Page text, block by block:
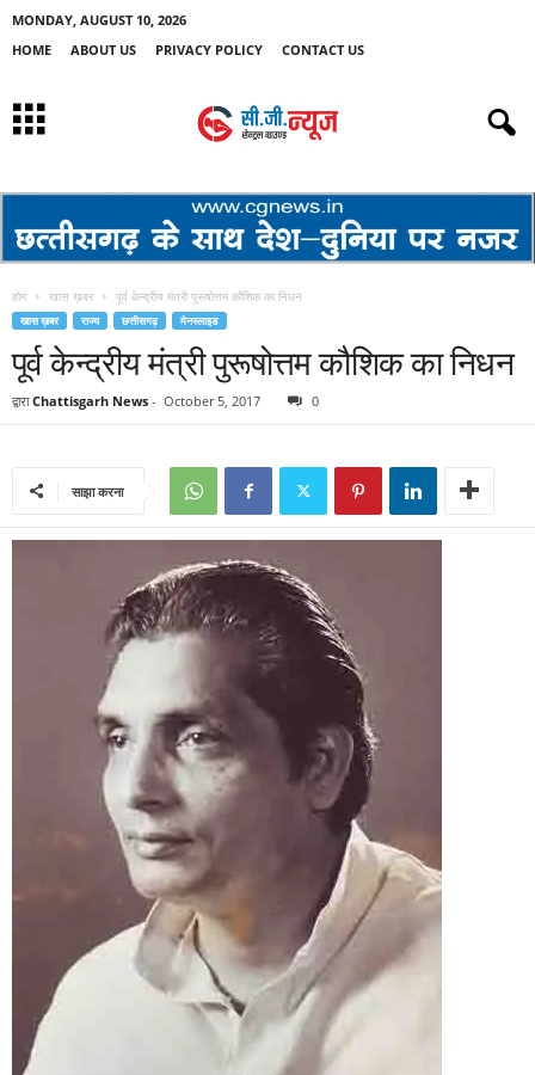
MONDAY, AUGUST 10, 2026
HOME
ABOUT US PRIVACY POLICY CONTACT US
होम खास ख़बर पूर्व केन्द्रीय मंत्री पुरूषोत्तम कौशिक का निधन
खास ख़बर राज्य छत्तीसगढ़ मेनस्लाइड
पूर्व केन्द्रीय मंत्री पुरूषोत्तम कौशिक का निधन
द्वारा Chattisgarh News - October 5, 2017 0
साझा करना